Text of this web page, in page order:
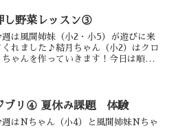
したが、とりあえず実...
し野菜レッスン③
週は風間姉妹（小2・小5）が遊びに来
くれました♪結月ちゃん（小2）はクロ
ちゃんを作っていきます！今日は順調
く切ると下塗りが見...
ブリ④ 夏休み課題 体験
週はNちゃん（小4）と風間姉妹Nちゃ